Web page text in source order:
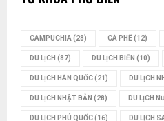
CAMPUCHIA (28) CÀ PHÊ(12)
DU LỊCH (87) DU LỊCH BIỂN (10)
DU LỊCH HÀN QUỐC(21) DU LỊCH
DU LỊCH NHẬT BẢN (28) DU LỊCH
DU LỊCH PHÚ QUỐC(16) DU LỊCH